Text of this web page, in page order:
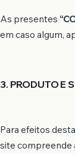
As presentes
em caso algum,
3. PRODUTO E
Para efeitos
site compreende